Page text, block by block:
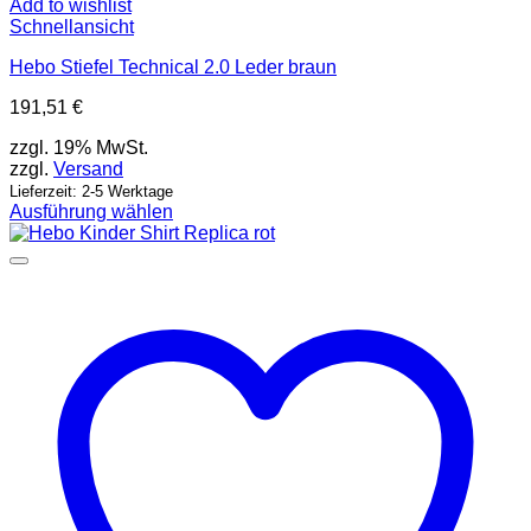
Add to wishlist
Schnellansicht
Hebo Stiefel Technical 2.0 Leder braun
191,51 €
zzgl. 19% MwSt.
zzgl. Versand
Lieferzeit: 2-5 Werktage
Ausführung wählen
Dieses
Produkt
Optionen
können
Produktseite
gewählt
werden